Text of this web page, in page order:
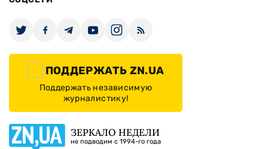
ПОДДЕРЖАТЬ ZN.UA
Поддержать независимую
журналистику!
ЗЕРКАЛО НЕДЕЛИ
не подводим с 1994-го года